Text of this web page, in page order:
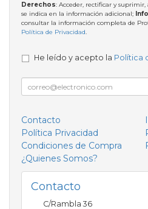
Derechos: Acceder, rectificar y
se indica en la información adicional;
consultar la información completa de
Política de Privacidad.
He leído y acepto la Política
Contacto
Política Privacidad
Condiciones de Compra
¿Quienes Somos?
Contacto
C/Rambla 36